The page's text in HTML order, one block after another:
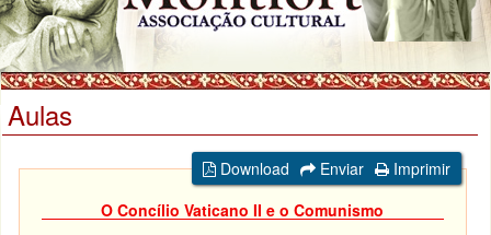
Aulas
Download Enviar
Imprimir
O Concílio Vaticano II e o Comunismo